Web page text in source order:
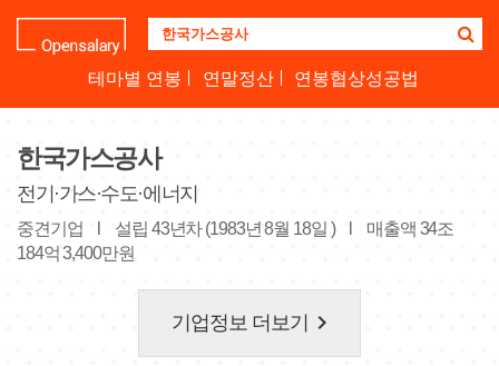
업
명
하
세
요
테마별 연봉 연말정산 연봉협상성공법
한국가스공사
전기·가스·수도·에너지
중견기업 설립 43년차 (1983년 8월 18일 )
매출액 34조
184억 3,400만원
기업정보 더보기 keyboard_arrow_right